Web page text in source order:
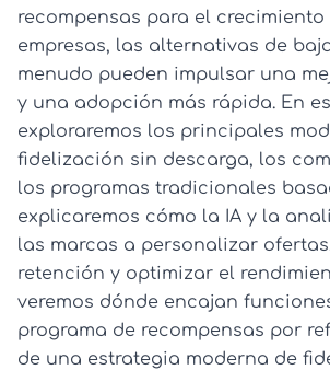
recompensas para el crecimiento
empresas, las alternativas de
menudo pueden impulsar una
y una adopción más rápida. En
exploraremos los principales
fidelización sin descarga, los
los programas tradicionales
explicaremos cómo la IA y la
las marcas a personalizar
retención y optimizar el
veremos dónde encajan
programa de recompensas por
de una estrategia moderna de